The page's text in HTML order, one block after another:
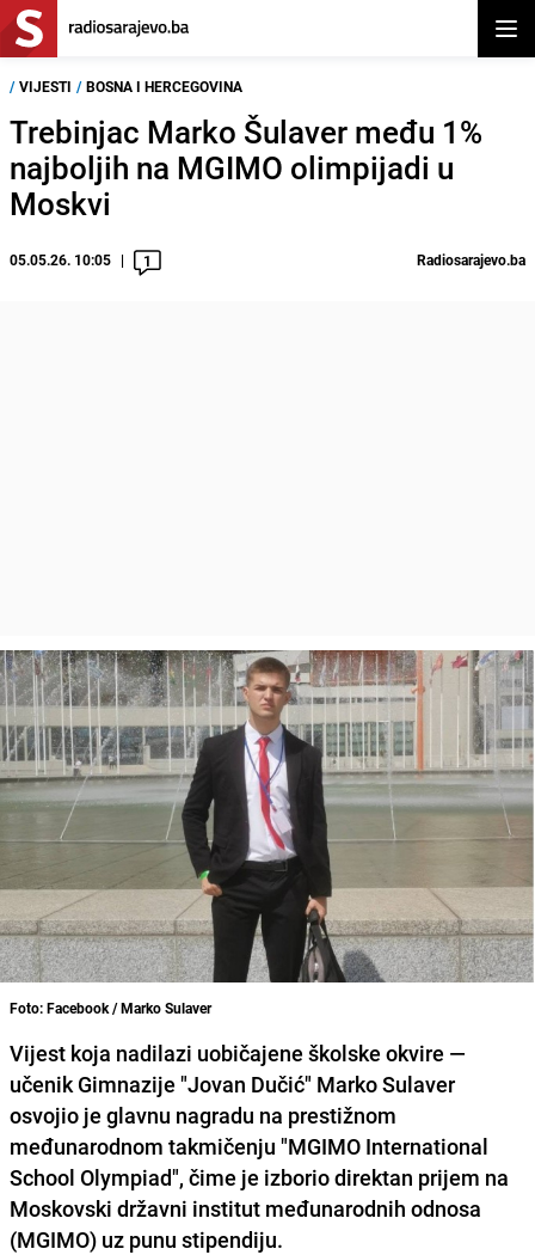
/ VIJESTI / BOSNA I HERCEGOVINA
Trebinjac Marko Šulaver među 1%
najboljih na MGIMO olimpijadi u
Moskvi
05.05.26. 10:05 1 Radiosarajevo.ba
Foto: Facebook / Marko Sulaver
Vijest koja nadilazi uobičajene školske okvire —
učenik Gimnazije "Jovan Dučić" Marko Sulaver
osvojio je glavnu nagradu na prestižnom
međunarodnom takmičenju "MGIMO International
School Olympiad", čime je izborio direktan prijem na
Moskovski državni institut međunarodnih odnosa
(MGIMO) uz punu stipendiju.